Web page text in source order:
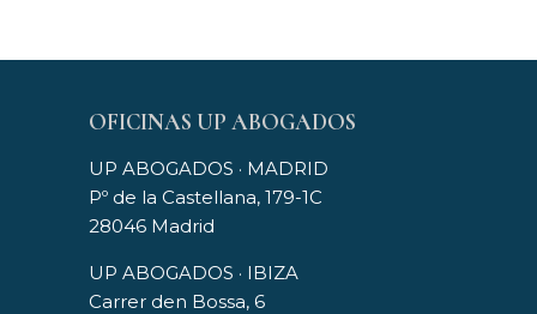
OFICINAS UP ABOGADOS
UP ABOGADOS · MADRID
Pº de la Castellana, 179-1C
28046 Madrid
UP ABOGADOS · IBIZA
Carrer den Bossa, 6